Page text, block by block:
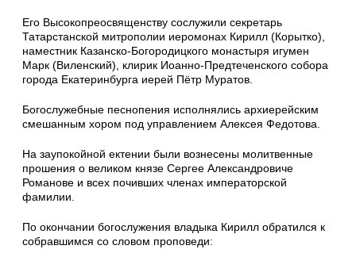
Его Высокопреосвященству сослужили секретарь
Татарстанской митрополии иеромонах Кирилл (Корытко),
наместник Казанско-Богородицкого монастыря игумен
Марк (Виленский), клирик Иоанно-Предтеченского собора
города Екатеринбурга иерей Пётр Муратов.
Богослужебные песнопения исполнялись архиерейским
смешанным хором под управлением Алексея Федотова.
На заупокойной ектении были вознесены молитвенные
прошения о великом князе Сергее Александровиче
Романове и всех почивших членах императорской
фамилии.
По окончании богослужения владыка Кирилл обратился к
собравшимся со словом проповеди: